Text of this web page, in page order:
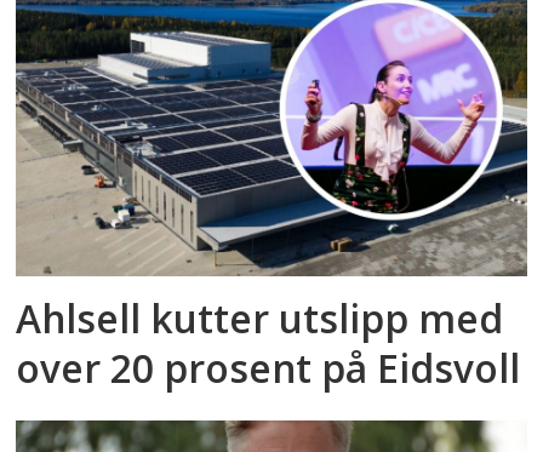
Ahlsell kutter utslipp med
over 20 prosent på Eidsvoll